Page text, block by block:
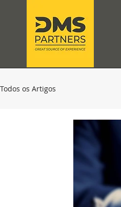
Todos os Artigos